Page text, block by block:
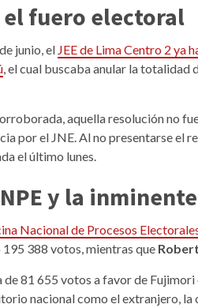
el fuero electoral
junio, el JEE de Lima Centro 2 ya
, el cual buscaba anular la
aquella resolución no
por el JNE. Al no presentarse el
el último lunes.
y la
Nacional de Procesos
388 votos, mientras que
81 655 votos a favor de
nacional como el extranjero,